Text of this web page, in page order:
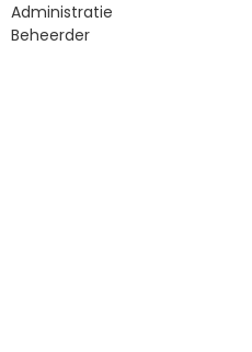
Administratie
Beheerder